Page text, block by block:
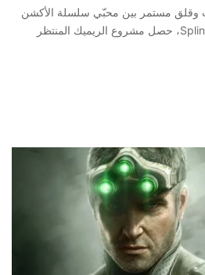
وقلق مستمر بين محبّي سلسلة الأكشن
والجاسوسية Splinter Cell، حصل مشروع الريميك المنتظر